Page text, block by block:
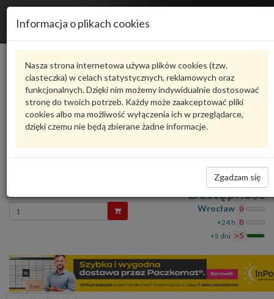
Informacja o plikach cookies
Nasza strona internetowa używa plików cookies (tzw.
ciasteczka) w celach statystycznych, reklamowych oraz
funkcjonalnych. Dzięki nim możemy indywidualnie dostosować
stronę do twoich potrzeb. Każdy może zaakceptować pliki
cookies albo ma możliwość wyłączenia ich w przeglądarce,
dzięki czemu nie będą zbierane żadne informacje.
Zgadzam się
Karta produktu
5H6880742KVAG
VAG - produkt oryginalny VW AUDI SEAT SKODA
Airbag (poduszka powietrzna) 5H6880742K VAG
Wprowadź
ilość
Dostępność
Wrocław 0
+24 h 0
+5 dni >5